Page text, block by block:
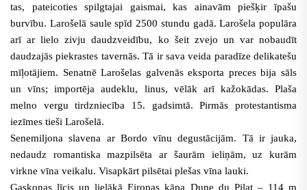
tas, pateicoties spilgtajai gaismai, kas ainavām piešķir īpašu
burvību. Larošelā saule spīd 2500 stundu gadā. Larošela populāra
arī ar lielo zivju daudzveidību, ko šeit zvejo un var nobaudīt
daudzajās piekrastes tavernās. Tā ir sava veida paradīze delikatešu
mīļotājiem. Senatnē Larošelas galvenās eksporta preces bija sāls
un vīns; importēja audeklu, linus, vēlāk arī kažokādas. Plaša
melno vergu tirdzniecība 15. gadsimtā. Pirmās protestantisma
iezīmes tieši Larošelā.
Senemiljona slavena ar Bordo vīnu degustācijām. Tā ir jauka,
nedaudz romantiska mazpilsēta ar šaurām ieliņām, uz kurām
virkne vīna veikalu. Visapkārt pilsētai plešas vīna lauki.
Gaskoņas līcis un lielākā Eiropas kāpa Dune du Pilat – 114 m